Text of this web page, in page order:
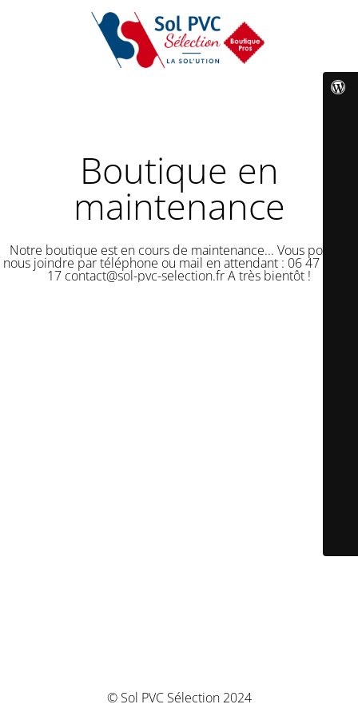
Boutique en
maintenance
Notre boutique est en cours de maintenance... Vous pouvez
nous joindre par téléphone ou mail en attendant : 06 47 50 18
17 contact@sol-pvc-selection.fr A très bientôt !
© Sol PVC Sélection 2024